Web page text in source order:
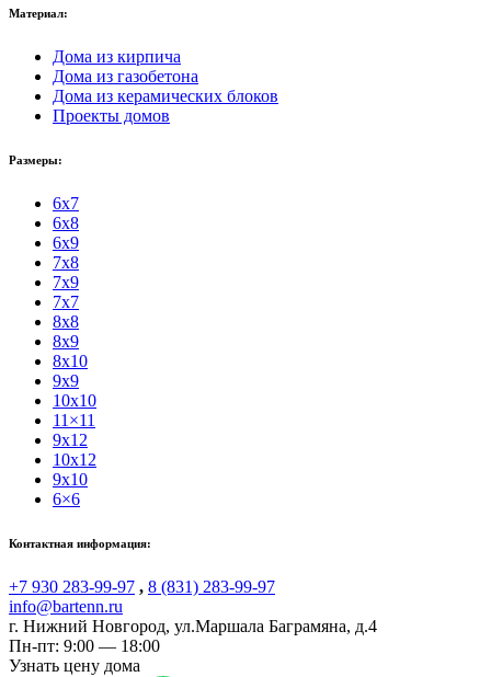
Материал:
Дома из кирпича
Дома из газобетона
Дома из керамических блоков
Проекты домов
Размеры:
6x7
6x8
6x9
7x8
7x9
7x7
8x8
8x9
8x10
9x9
10x10
11×11
9x12
10x12
9x10
6×6
Контактная информация:
+7 930 283-99-97 , 8 (831) 283-99-97
info@bartenn.ru
г. Нижний Новгород, ул.Маршала Баграмяна, д.4
Пн-пт: 9:00 — 18:00
Узнать цену дома